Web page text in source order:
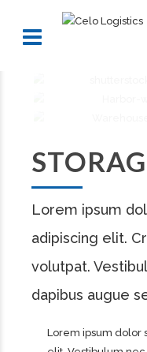
Lorem ipsum
adipiscing elit.
volutpat.
dapibus augue
Lorem ipsum dolor